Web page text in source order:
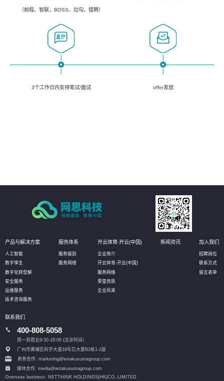
（前程、智联、BOSS、拉勾、猎聘）
3个工作日内安排笔试/面试 offer发放
产品与解决方案
人工智能
数字孪生
数字化转型解
安全服务
运维服务
技术咨询服务
服务体系
服务级别
服务网络
开云体育-开云(中国)
企业简介
开云体育-开云(中国)
服务网络
荣誉资质
企业风采
新闻资讯 加入我们
招聘岗位
联系方式
留言表单
联系我们
400-808-5058
周一到周五9:30-18:00 (北京时间）
广州市黄埔区科学大道18号芯大厦B2栋1-2层
商务合作: marketing@wirakusumagroup.com
媒体合作: media@wirakusumagroup.com
Overseas business: NETTHINK HOLDINGS(HK)CO.,LIMITED